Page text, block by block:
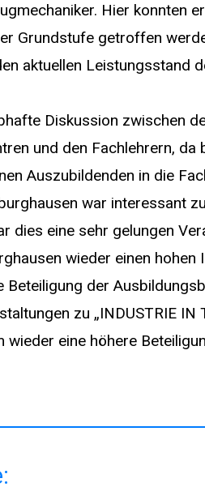
Hier konnten
Grundstufe getroffen
aktuellen Leistungsstand
Diskussion zwischen
und den Fachlehrern,
Auszubildenden in die
war interessant
dies eine sehr gelungen
wieder einen
der
zu „INDUSTRIE
eine höhere